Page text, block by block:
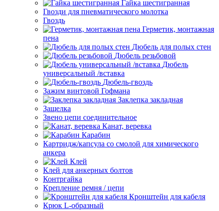
Гайка шестигранная
Гвозди для пневматического молотка
Гвоздь
Герметик, монтажная
пена
Дюбель для полых стен
Дюбель резьбовой
Дюбель
универсальный /вставка
Дюбель-гвоздь
Зажим винтовой Гофмана
Заклепка закладная
Защелка
Звено цепи соединительное
Канат, веревка
Карабин
Картридж/капсула со смолой для химического
анкера
Клей
Клей для анкерных болтов
Контргайка
Крепление ремня / цепи
Кронштейн для кабеля
Крюк L-образный